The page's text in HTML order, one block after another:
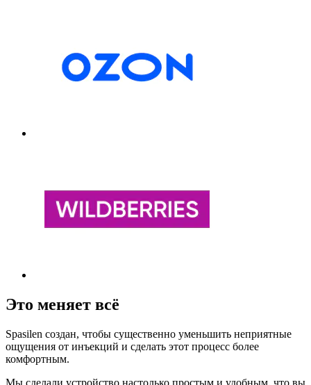
Это меняет всё
Spasilen создан, чтобы существенно уменьшить неприятные
ощущения от инъекций и сделать этот процесс более
комфортным.
Мы сделали устройство настолько простым и удобным, что вы